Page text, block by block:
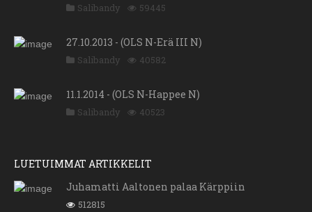
Salibandy 59445
27.10.2013 - (OLS N-Erä III N)
Salibandy 40582
11.1.2014 - (OLS N-Happee N)
Salibandy 40523
LUETUIMMAT ARTIKKELIT
Juhamatti Aaltonen palaa Kärppiin
512815